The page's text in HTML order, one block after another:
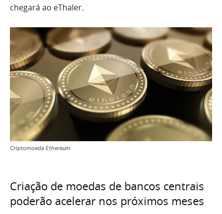
chegará ao eThaler.
Criptomoeda Ethereum
Criação de moedas de bancos centrais
poderão acelerar nos próximos meses